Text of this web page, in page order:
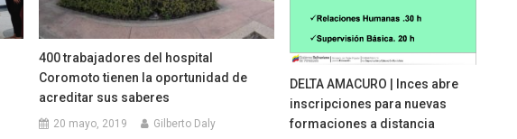
400 trabajadores del hospital
Coromoto tienen la oportunidad de
acreditar sus saberes
20 mayo, 2019 Gilberto Daly
DELTA AMACURO | Inces abre
inscripciones para nuevas
formaciones a distancia